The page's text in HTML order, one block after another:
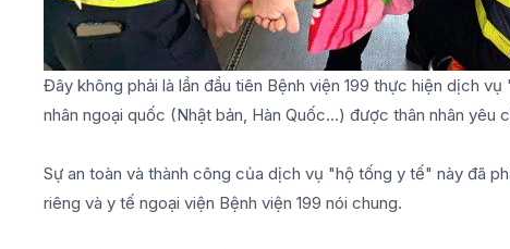
Đây không phải là lần đầu tiên Bệnh viện 199 thực hiện dịch
nhân ngoại quốc (Nhật bản, Hàn Quốc...) được thân nhân
Sự an toàn và thành công của dịch vụ "hộ tống y tế" này đã
riêng và y tế ngoại viện Bệnh viện 199 nói chung.